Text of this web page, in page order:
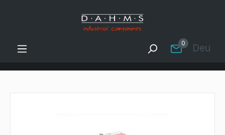
Zum Hauptinhalt springen
0